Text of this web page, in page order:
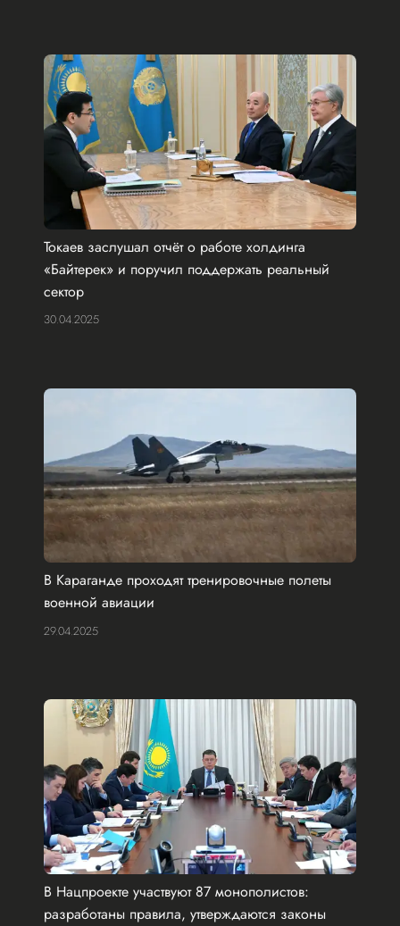
Токаев заслушал отчёт о работе холдинга
«Байтерек» и поручил поддержать реальный
сектор
30.04.2025
В Караганде проходят тренировочные полеты
военной авиации
29.04.2025
В Нацпроекте участвуют 87 монополистов:
разработаны правила, утверждаются законы